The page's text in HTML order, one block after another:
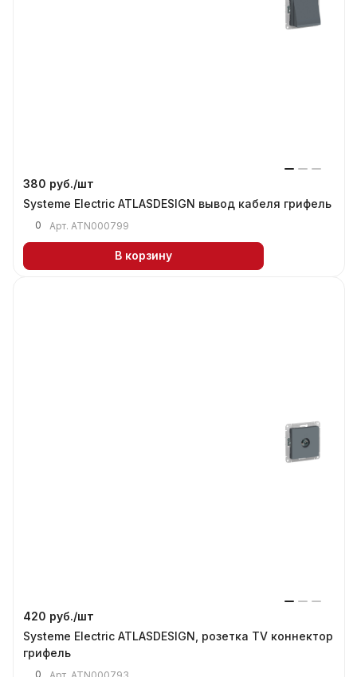
380 руб./шт
Systeme Electric ATLASDESIGN вывод кабеля грифель
0 Арт. ATN000799
В корзину
420 руб./шт
Systeme Electric ATLASDESIGN, розетка TV коннектор
грифель
0